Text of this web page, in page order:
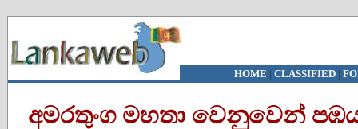
HOME | CLASSIFIED|
අමරතුංග මහතා වෙනුවෙන්